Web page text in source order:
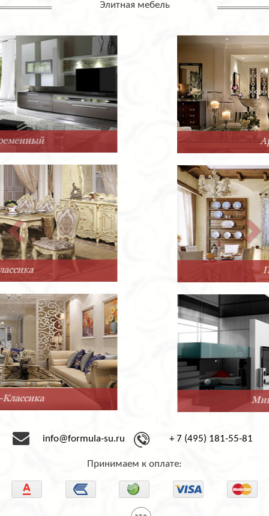
Элитная мебель
info@formula-su.ru + 7 (495) 181-55-81
Принимаем к оплате: